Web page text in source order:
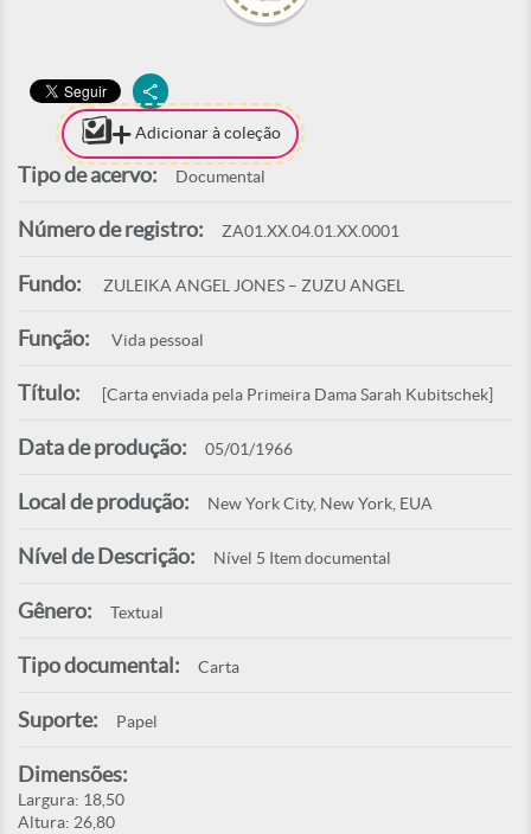
Adicionar à coleção
Tipo de acervo: Documental
Número de registro: ZA01.XX.04.01.XX.0001
Fundo: ZULEIKA ANGEL JONES – ZUZU ANGEL
Função: Vida pessoal
Título: [Carta enviada pela Primeira Dama Sarah Kubitschek]
Data de produção: 05/01/1966
Local de produção: New York City, New York, EUA
Nível de Descrição: Nível 5 Item documental
Gênero: Textual
Tipo documental: Carta
Suporte: Papel
Dimensões:
Largura: 18,50
Altura: 26,80